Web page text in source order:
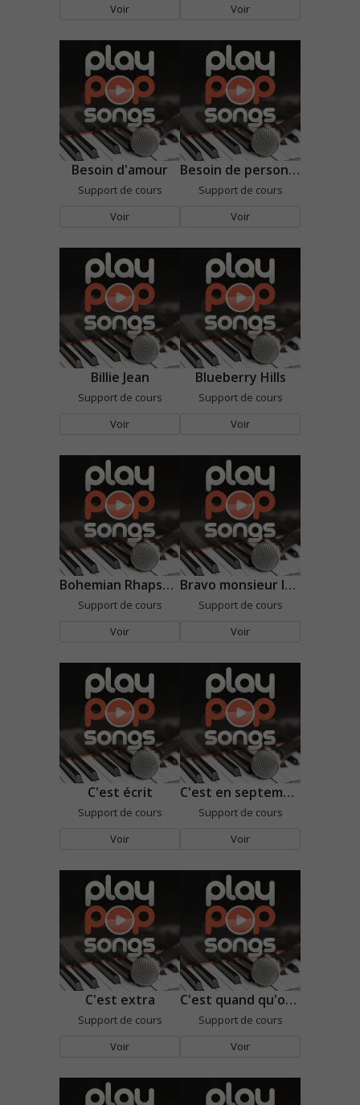
Voir
Voir
Besoin d'amour
Support de cours
Voir
Besoin de personne
Support de cours
Voir
Billie Jean
Support de cours
Voir
Blueberry Hills
Support de cours
Voir
Bohemian Rhapsody
Support de cours
Voir
Bravo monsieur le monde
Support de cours
Voir
C'est écrit
Support de cours
Voir
C'est en septembre
Support de cours
Voir
C'est extra
Support de cours
Voir
C'est quand qu'on va où ?
Support de cours
Voir